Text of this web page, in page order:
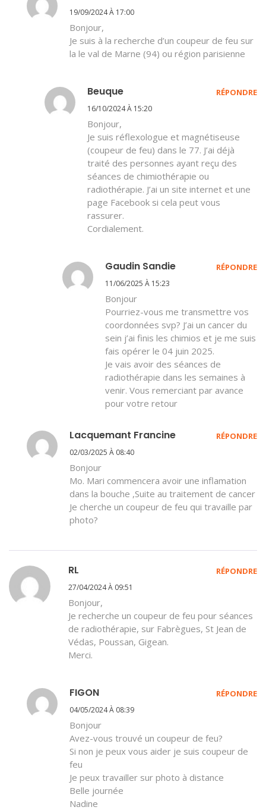
19/09/2024 À 17:00
Bonjour,
Je suis à la recherche d’un coupeur de feu sur
la le val de Marne (94) ou région parisienne
Beuque
16/10/2024 À 15:20
Bonjour,
Je suis réflexologue et magnétiseuse
(coupeur de feu) dans le 77. J’ai déjà
traité des personnes ayant reçu des
séances de chimiothérapie ou
radiothérapie. J’ai un site internet et une
page Facebook si cela peut vous
rassurer.
Cordialement.
RÉPONDRE
Gaudin Sandie
11/06/2025 À 15:23
Bonjour
Pourriez-vous me transmettre vos
coordonnées svp? J’ai un cancer du
sein j’ai finis les chimios et je me suis
fais opérer le 04 juin 2025.
Je vais avoir des séances de
radiothérapie dans les semaines à
venir. Vous remerciant par avance
pour votre retour
RÉPONDRE
Lacquemant Francine
02/03/2025 À 08:40
Bonjour
Mo. Mari commencera avoir une inflamation
dans la bouche ,Suite au traitement de cancer
Je cherche un coupeur de feu qui travaille par
photo?
RÉPONDRE
RL
27/04/2024 À 09:51
Bonjour,
Je recherche un coupeur de feu pour séances
de radiothérapie, sur Fabrègues, St Jean de
Védas, Poussan, Gigean.
Merci.
RÉPONDRE
FIGON
04/05/2024 À 08:39
Bonjour
Avez-vous trouvé un coupeur de feu?
Si non je peux vous aider je suis coupeur de
feu
Je peux travailler sur photo à distance
Belle journée
Nadine
RÉPONDRE